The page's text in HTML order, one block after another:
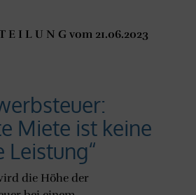
E I L U N G vom 21.06.2023
Miete ist keine
Leistung“
die Höhe der